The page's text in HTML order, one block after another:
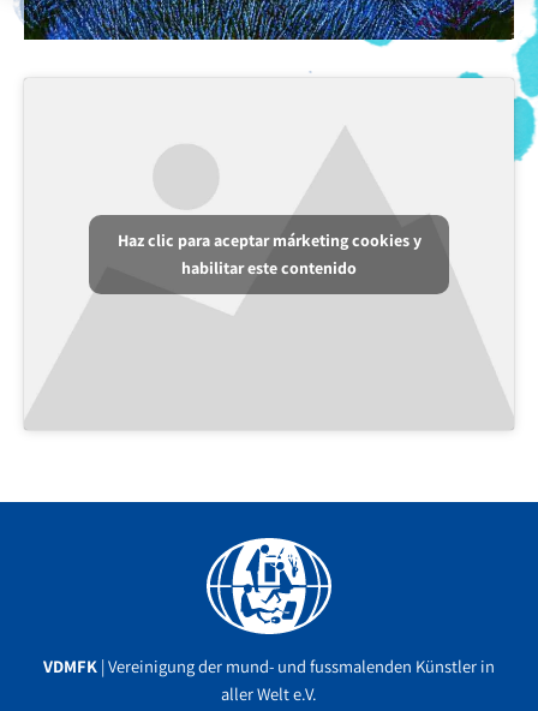
Haz clic para aceptar márketing cookies y
habilitar este contenido
VDMFK | Vereinigung der mund- und fussmalenden Künstler in
aller Welt e.V.
Facebook
YouTube
Instagram